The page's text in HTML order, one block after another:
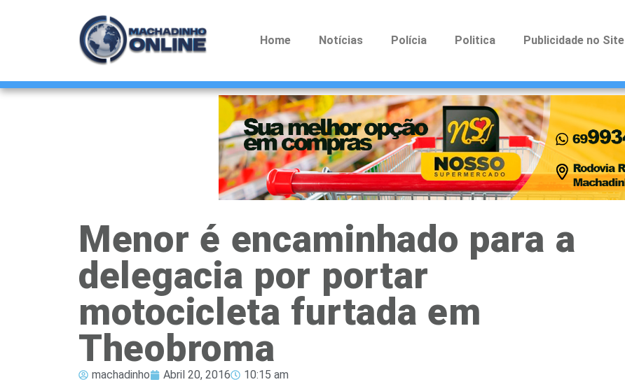
Home Notícias Polícia Politica Publicidade no Site
Menor é encaminhado para a
delegacia por portar
motocicleta furtada em
Theobroma
machadinho Abril 20, 2016 10:15 am